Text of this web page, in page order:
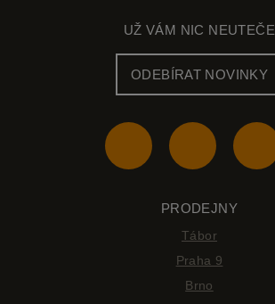
UŽ VÁM NIC NEUTEČE
ODEBÍRAT NOVINKY
PRODEJNY
Tábor
Praha 9
Brno